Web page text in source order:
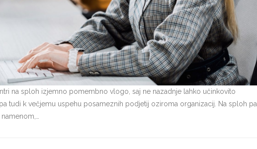
na sploh izjemno pomembno vlogo, saj ne nazadnje lahko učinkovito
tudi k večjemu uspehu posameznih podjetij oziroma organizacij. Na sploh pa